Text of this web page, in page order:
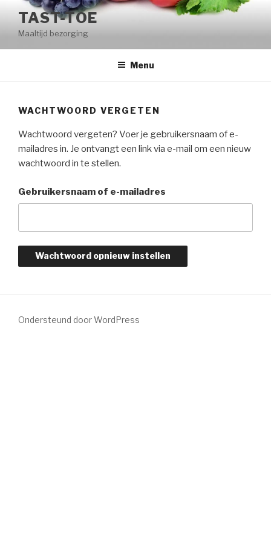
inhoud
springen
TAST-TOE
Maaltijd bezorging
Menu
WACHTWOORD VERGETEN
Wachtwoord vergeten? Voer je gebruikersnaam of e-
mailadres in. Je ontvangt een link via e-mail om een nieuw
wachtwoord in te stellen.
Gebruikersnaam of e-mailadres
Wachtwoord opnieuw instellen
Ondersteund door WordPress